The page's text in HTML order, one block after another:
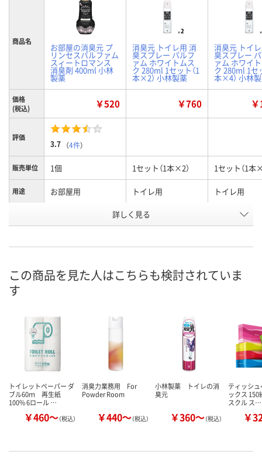
商品名
お部屋の消臭元 プ
リンセスパルファム
スィートロマンス
消臭剤 400ml 小林
製薬
消臭元 トイレ用 消
臭スプレー パルフ
ァム ホワイトムス
ク 280ml 1セット（1
本×2） 小林製薬
消臭元 トイ
臭スプレー
ァム ホワイ
ク 280ml 1セ
本×4） 小林
価格
(税込)
￥520 ￥760
評価
3.7 （4件）
販売単位 1個 1セット（1本×2） 1セット（1本
用途 お部屋用 トイレ用 トイレ用
ホワイトムスク ホワイトム
お申込番
在庫 入荷待ち あり あり
お取り扱い終了しま
した
カゴへ カ
詳しく見る
この商品を見た人はこちらも検討されていま
す
トイレットペーパー ダ
ブル60ｍ 再生紙
100% 6ロール …
￥460～（税込）
消臭力業務用 For
Powder Room
￥440～（税込）
小林製薬 トイレの消
臭元
￥360～（税込）
ティッシ
ックス 150
スクル ス…
￥